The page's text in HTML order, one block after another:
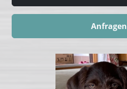
Anfragen